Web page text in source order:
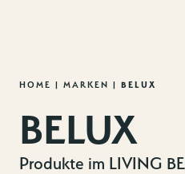
Zum
springen
HOME | MARKEN | BELUX
BELUX
Produkte im LIVING